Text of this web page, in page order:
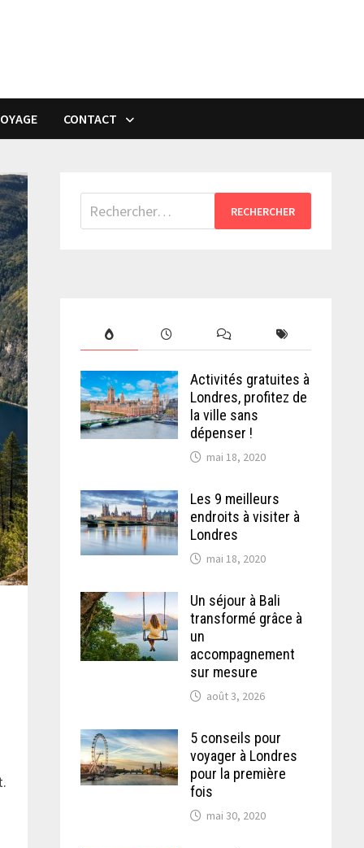
CONTACT
Rechercher :
Activités gratuites à
Londres, profitez de
la ville sans
dépenser !
mai 18, 2020
Les 9 meilleurs
endroits à visiter à
Londres
mai 18, 2020
Un séjour à Bali
transformé grâce à
un
accompagnement
sur mesure
août 3, 2026
5 conseils pour
voyager à Londres
pour la première
fois
mai 30, 2020